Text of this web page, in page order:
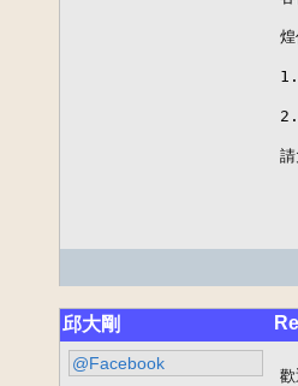
1.
邱大剛
@Facebook